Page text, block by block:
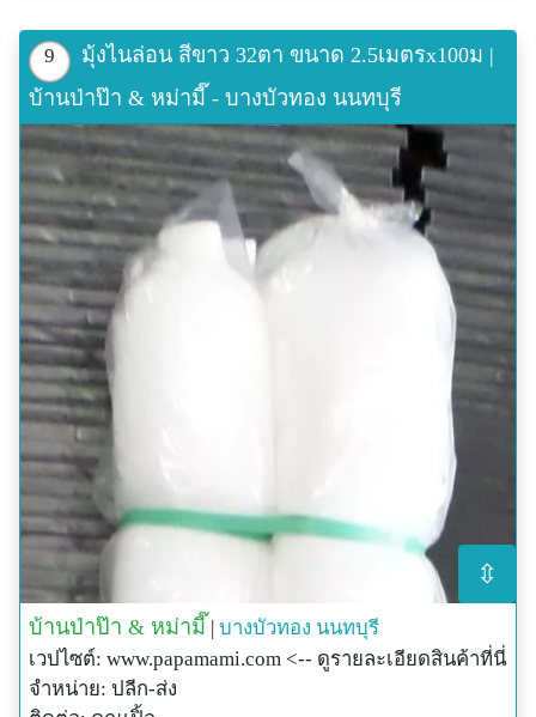
9
มุ้งไนล่อน สีขาว 32ตา ขนาด 2.5เมตรx100ม |
บ้านป่าป๊า & หม่ามี๊ - บางบัวทอง นนทบุรี
⇳
บ้านป่าป๊า & หม่ามี๊ | บางบัวทอง นนทบุรี
เวปไซต์: www.papamami.com <-- ดูรายละเอียดสินค้าที่นี่
จำหน่าย: ปลีก-ส่ง